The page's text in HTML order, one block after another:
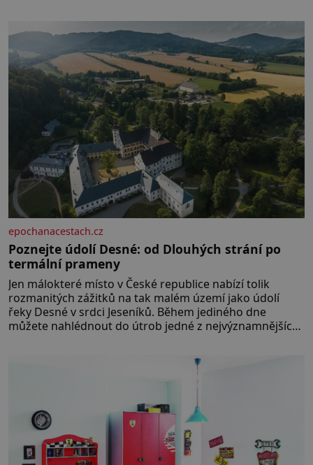
posypání Postup: Oddělte žloutky od bílků. Žloutky
vyšlehejte s cukrem do světlé pěny a postupně do nich
vmíchejte mascarpone, aby vznikl hladký
epochanacestach.cz
Poznejte údolí Desné: od Dlouhých strání po
termální prameny
Jen málokteré místo v České republice nabízí tolik
rozmanitých zážitků na tak malém území jako údolí
řeky Desné v srdci Jeseníků. Během jediného dne
můžete nahlédnout do útrob jedné z nejvýznamnějších
hřebeny, projet se na koloběžce a den zakončit
poznáváním památek ve Velkých Losinách nebo v